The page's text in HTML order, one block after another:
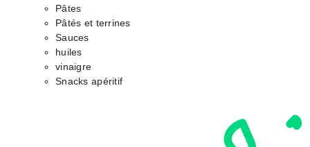
Pâtes
Pâtés et terrines
Sauces
huiles
vinaigre
Snacks apéritif